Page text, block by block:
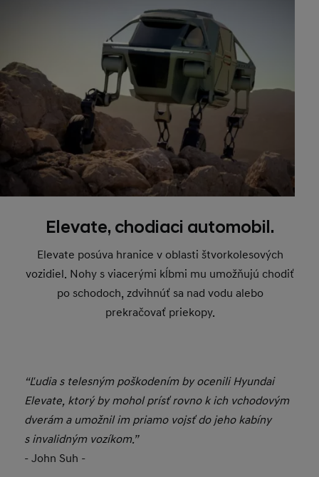
Elevate, chodiaci automobil.
Elevate posúva hranice v oblasti štvorkolesových
vozidiel. Nohy s viacerými kĺbmi mu umožňujú chodiť
po schodoch, zdvihnúť sa nad vodu alebo
prekračovať priekopy.
“Ľudia s telesným poškodením by ocenili Hyundai
Elevate, ktorý by mohol prísť rovno k ich vchodovým
dverám a umožnil im priamo vojsť do jeho kabíny
s invalidným vozíkom.”
- John Suh -